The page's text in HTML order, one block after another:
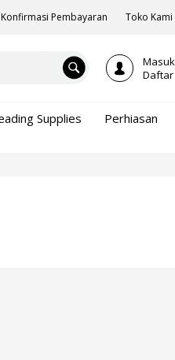
Konfirmasi Pembayaran Toko Kami
Masuk
Daftar
Supplies Perhiasan